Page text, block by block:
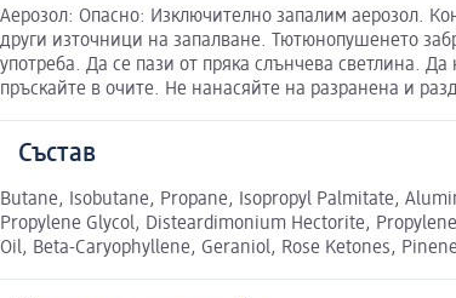
Аерозол: Опасно: Изключително запалим аерозол.
други източници на запалване. Тютюнопушенето
употреба. Да се пази от пряка слънчева светлина.
пръскайте в очите. Не нанасяйте на разранена и
Състав
Butane, Isobutane, Propane, Isopropyl Palmitate,
Propylene Glycol, Disteardimonium Hectorite,
Oil, Beta-Caryophyllene, Geraniol, Rose Ketones,